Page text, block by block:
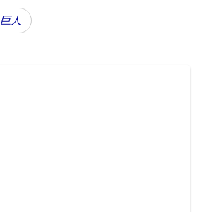
。
ト漫画作品を原作とし、 テレビ
人